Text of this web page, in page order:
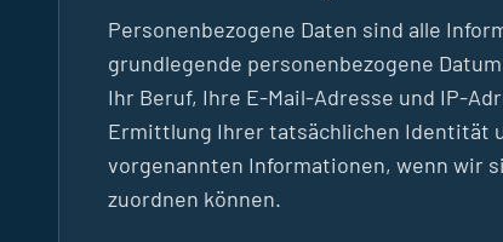
Personenbezogene Daten sind alle
grundlegende personenbezogene
Ihr Beruf, Ihre E-Mail-Adresse und IP-
Ermittlung Ihrer tatsächlichen Identität
vorgenannten Informationen, wenn wir
zuordnen können.